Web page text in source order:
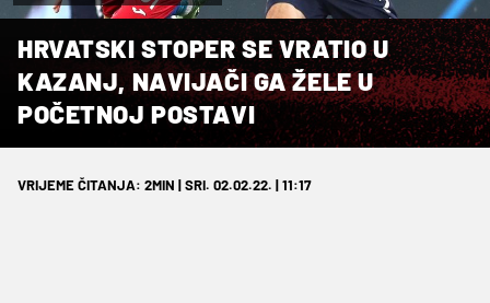
HRVATSKI STOPER SE VRATIO U
KAZANJ, NAVIJAČI GA ŽELE U
POČETNOJ POSTAVI
VRIJEME ČITANJA: 2MIN | SRI. 02.02.22. | 11:17